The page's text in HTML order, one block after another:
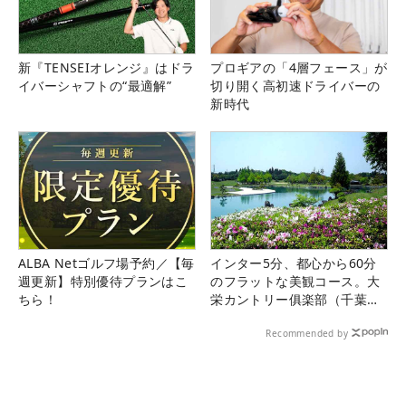
新『TENSEIオレンジ』はドラ
イバーシャフトの“最適解”
プロギアの「4層フェース」が
切り開く高初速ドライバーの
新時代
ALBA Netゴルフ場予約／【毎
週更新】特別優待プランはこ
ちら！
インター5分、都心から60分
のフラットな美観コース。大
栄カントリー俱楽部（千葉
Recommended by